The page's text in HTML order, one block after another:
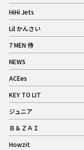
記事
HiHi Jets
記事
Lil かんさい
記事
7 MEN 侍
記事
NEWS
記事
ACEes
記事
KEY TO LIT
記事
ジュニア
記事
Ｂ＆ＺＡＩ
記事
Howzit